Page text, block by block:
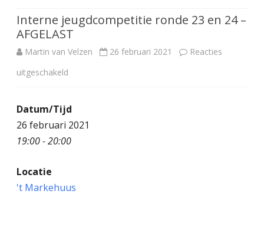
de
inhoud
Interne jeugdcompetitie ronde 23 en 24 –
AFGELAST
Martin van Velzen 26 februari 2021
Reacties
uitgeschakeld
o
Datum/Tijd
26 februari 2021
19:00 - 20:00
Locatie
't Markehuus